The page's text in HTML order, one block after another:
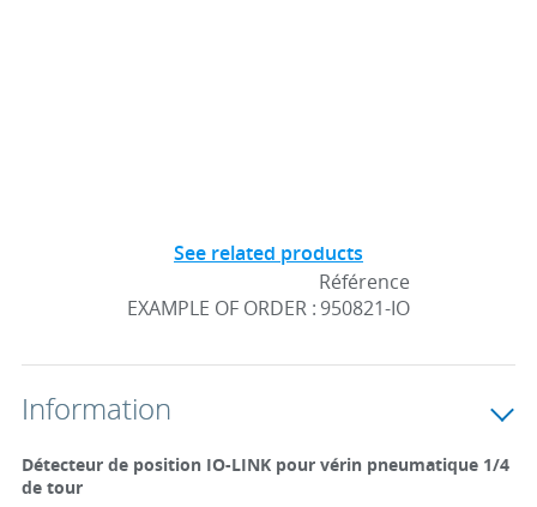
See related products
EXAMPLE OF ORDER :
Référence
950821-IO
Information
Détecteur de position IO-LINK pour vérin pneumatique 1/4
de tour